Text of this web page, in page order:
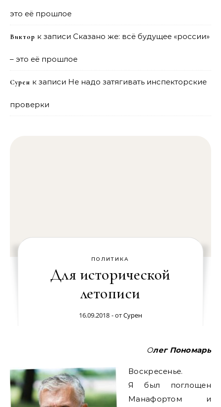
это её прошлое
Виктор к записи Сказано же: всё будущее «россии»
– это её прошлое
Сурен к записи Не надо затягивать инспекторские
проверки
ПОЛИТИКА
Для исторической
летописи
16.09.2018 - отСурен
Олег Пономарь
Воскресенье.
Я был поглощен
Манафортом и